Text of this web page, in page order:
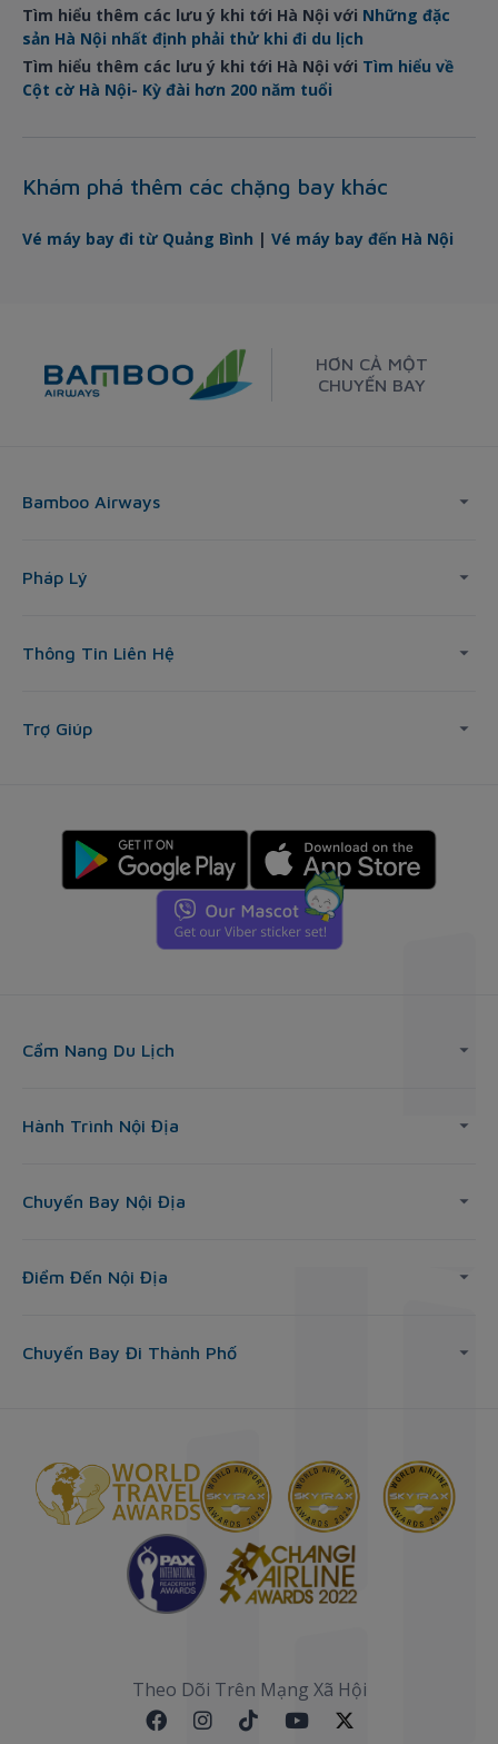
Tìm hiểu thêm các lưu ý khi tới Hà Nội với Những đặc
sản Hà Nội nhất định phải thử khi đi du lịch
Tìm hiểu thêm các lưu ý khi tới Hà Nội với Tìm hiểu về
Cột cờ Hà Nội- Kỳ đài hơn 200 năm tuổi
Khám phá thêm các chặng bay khác
Vé máy bay đi từ Quảng Bình | Vé máy bay đến Hà Nội
HƠN CẢ MỘT
CHUYẾN BAY
Bamboo Airways
Pháp Lý
Thông Tin Liên Hệ
Trợ Giúp
Cẩm Nang Du Lịch
Hành Trình Nội Địa
Chuyến Bay Nội Địa
Điểm Đến Nội Địa
Chuyến Bay Đi Thành Phố
Theo Dõi Trên Mạng Xã Hội